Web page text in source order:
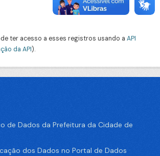
ter acesso a esses registros usando a API
da API).
de Dados da Prefeitura da Cidade de
dos Dados no Portal de Dados